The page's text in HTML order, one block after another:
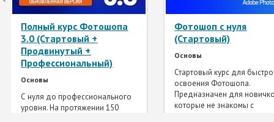
Полный курс Фотошопа
3.0 (Стартовый +
Продвинутый +
Профессиональный)
Основы
С нуля до профессионального
уровня. На протяжении 150
Фотошоп с нуля
(Стартовый)
Основы
Стартовый курс для
освоения Фотошопа.
Предназначен для
которые не знакомы с